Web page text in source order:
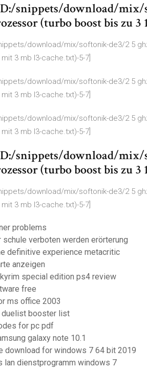
snippets/download/mix/
(turbo boost bis zu
snippets/download/mix/softonik-de3/2 5
3 mb l3-cache.txt)-5-7]
snippets/download/mix/softonik-de3/2 5
3 mb l3-cache.txt)-5-7]
snippets/download/mix/softonik-de3/2 5
3 mb l3-cache.txt)-5-7]
snippets/download/mix/
(turbo boost bis zu
snippets/download/mix/softonik-de3/2 5
3 mb l3-cache.txt)-5-7]
problems
schule verboten werden erörterung
definitive experience metacritic
anzeigen
special edition ps4 review
free
ms office 2003
duelist booster list
for pc pdf
galaxy note 10.1
download for windows 7 64 bit 2019
lan dienstprogramm windows 7